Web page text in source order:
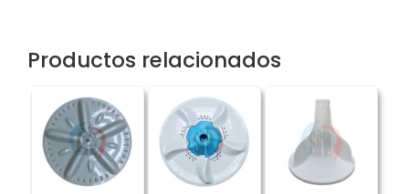
Productos relacionados